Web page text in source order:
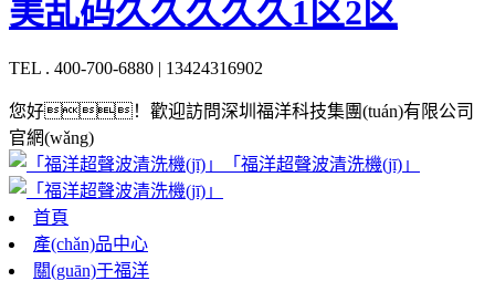
美乱码久久久久久1区2区
TEL . 400-700-6880 | 13424316902
您好！歡迎訪問深圳福洋科技集團(tuán)有限公司
官網(wǎng)
「福洋超聲波清洗機(jī)」
首頁
產(chǎn)品中心
關(guān)于福洋